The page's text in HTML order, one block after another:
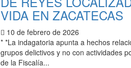
VIDA EN ZACATECAS
10 de febrero de 2026
* *La indagatoria apunta a hechos
grupos delictivos y no con actividades
de la Fiscalía...